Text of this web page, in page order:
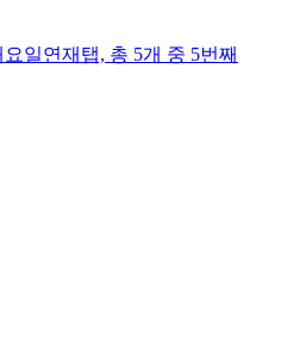
요일연재 탭, 총 5개 중 5번째